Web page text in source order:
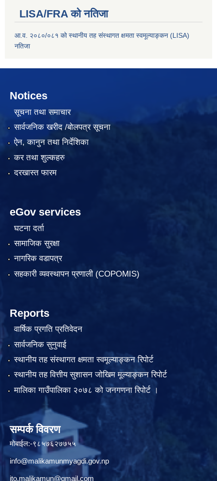
LISA/FRA को नतिजा
आ.व. २०८०/०८१ को स्थानीय तह संस्थागत क्षमता स्वमूल्याङ्कन (LISA)
नतिजा
Notices
सूचना तथा समाचार
सार्वजनिक खरीद /बोलपत्र सूचना
ऐन, कानुन तथा निर्देशिका
कर तथा शुल्कहरु
दरखास्त फारम
eGov services
घटना दर्ता
सामाजिक सुरक्षा
नागरिक वडापत्र
सहकारी व्यवस्थापन प्रणाली (COPOMIS)
Reports
वार्षिक प्रगति प्रतिवेदन
सार्वजनिक सुनुवाई
स्थानीय तह संस्थागत क्षमता स्वमूल्याङ्कन रिपोर्ट
स्थानीय तह वित्तीय सुशासन जोखिम मूल्याङ्कन रिपोर्ट
मालिका गाउँपालिका २०७८ को जनगणना रिपोर्ट ।
सम्पर्क विवरण
मोबाईल:-९८५७६२७७५५
info@malikamunmyagdi.gov.np
ito.malikamun@gmail.com